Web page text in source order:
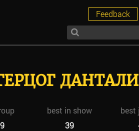
Feedback
best in show
best
39